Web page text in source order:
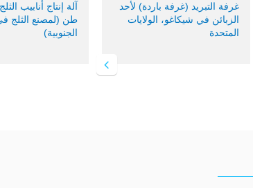
غرفة التبريد (غرفة باردة) لأحد
الزبائن في شيكاغو، الولايات
المتحدة
طن (لمصنع الثلج
الجنوبية)